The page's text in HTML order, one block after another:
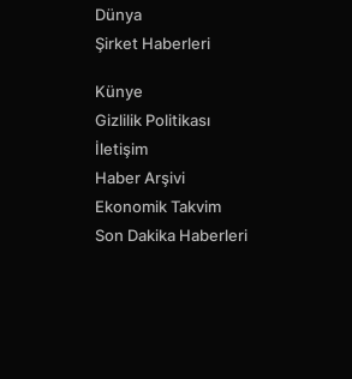
Dünya
Şirket Haberleri
Künye
Gizlilik Politikası
İletişim
Haber Arşivi
Ekonomik Takvim
Son Dakika Haberleri